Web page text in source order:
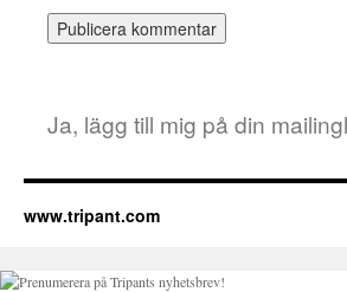
Ja, lägg till mig på din
www.tripant.com